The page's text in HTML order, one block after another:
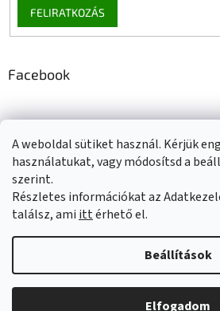
A weboldal sütiket használ. Kérjük
használatukat, vagy módosítsd a
szerint.
Részletes információkat az
találsz, ami ittérhető el.
Beállítások
Elfogadom
FELIRATKOZÁS
Facebook
Adatkezelési tájékoztató
Üzleti feltételek (ÁSZF)
Shoptet
Ecoprotect.